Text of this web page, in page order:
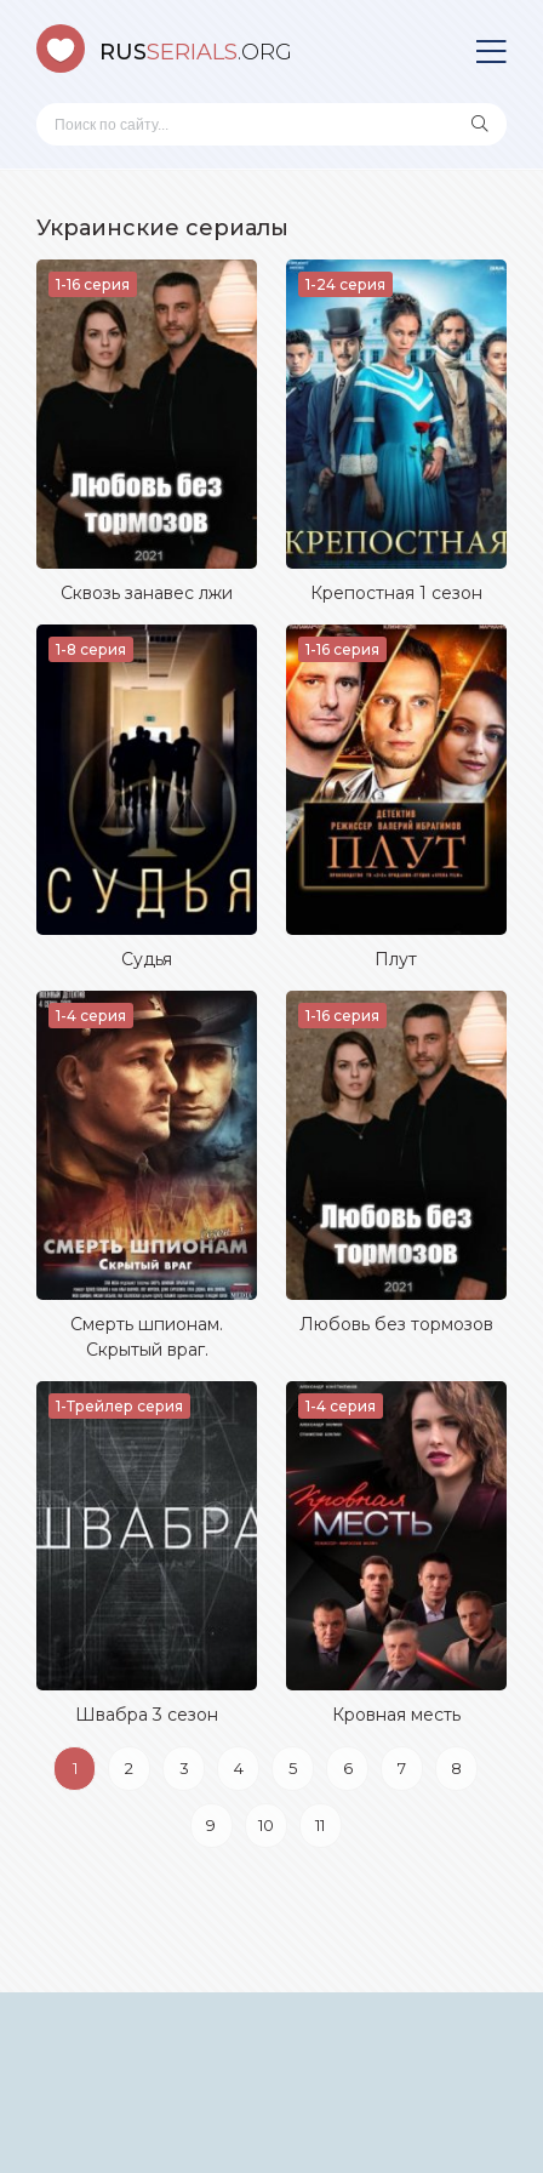
RUSSERIALS.ORG
Украинские сериалы
1-16 серия
Сквозь занавес лжи
1-24 серия
Крепостная 1 сезон
1-8 серия
Судья
1-16 серия
Плут
1-4 серия
Смерть шпионам.
Скрытый враг.
1-16 серия
Любовь без тормозов
1-Трейлер серия
Швабра 3 сезон
1-4 серия
Кровная месть
1 2 3 4 5 6 7 8
9 10 11